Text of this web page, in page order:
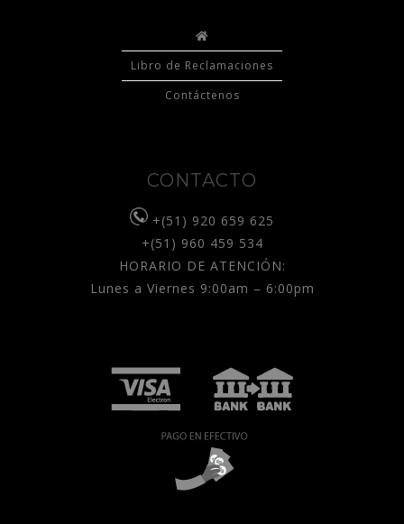
Libro de Reclamaciones
Contáctenos
CONTACTO
+(51) 920 659 625
+(51) 960 459 534
HORARIO DE ATENCIÓN:
Lunes a Viernes 9:00am – 6:00pm